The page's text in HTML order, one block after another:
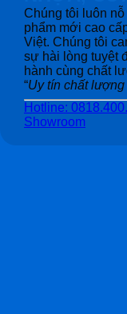
Chúng tôi luôn
phẩm mới cao
Việt. Chúng tôi
sự hài lòng tuyệt
hành cùng chất
“Uy tín chất
Hotline:
Showroom